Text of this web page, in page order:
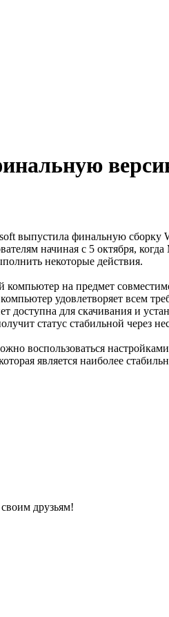
выпустила финальную
начиная с 5 октября,
некоторые действия.
компьютер на предмет
удовлетворяет всем
доступна для скачивания и
статус стабильной через
воспользоваться
является наиболее
друзьям!